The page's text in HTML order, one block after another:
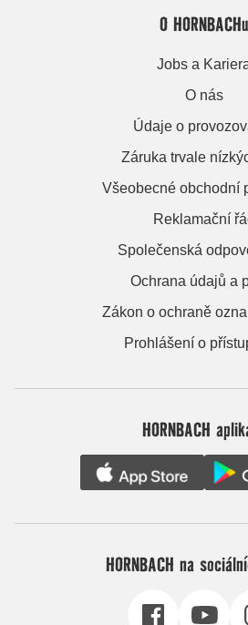
O HORNBACHu
Jobs a
O nás
Údaje o
Záruka trvale
Všeobecné obchodní
Reklamační
Společenská
Ochrana údajů a
Zákon o ochraně
Prohlášení o
HORNBACH
HORNBACH na